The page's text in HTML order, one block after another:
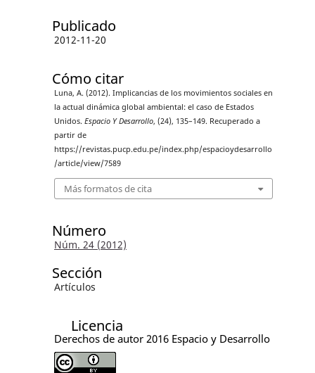
Publicado
2012-11-20
Cómo citar
Luna, A. (2012). Implicancias de los movimientos sociales en
la actual dinámica global ambiental: el caso de Estados
Unidos. Espacio Y Desarrollo, (24), 135–149. Recuperado a
partir de
https://revistas.pucp.edu.pe/index.php/espacioydesarrollo
/article/view/7589
Más formatos de cita
Número
Núm. 24 (2012)
Sección
Artículos
Licencia
Derechos de autor 2016 Espacio y Desarrollo